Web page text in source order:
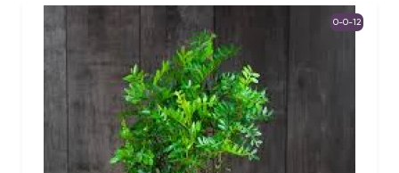
0-0-12